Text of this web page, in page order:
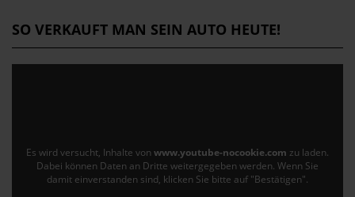
SO VERKAUFT MAN SEIN AUTO HEUTE!
Es wird versucht, Inhalte von www.youtube-nocookie.com zu laden.
Dabei können Daten an Dritte weitergegeben werden. Wenn Sie
damit einverstanden sind, klicken Sie bitte auf "Bestätigen".